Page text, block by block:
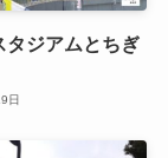
タジアムとちぎ
日